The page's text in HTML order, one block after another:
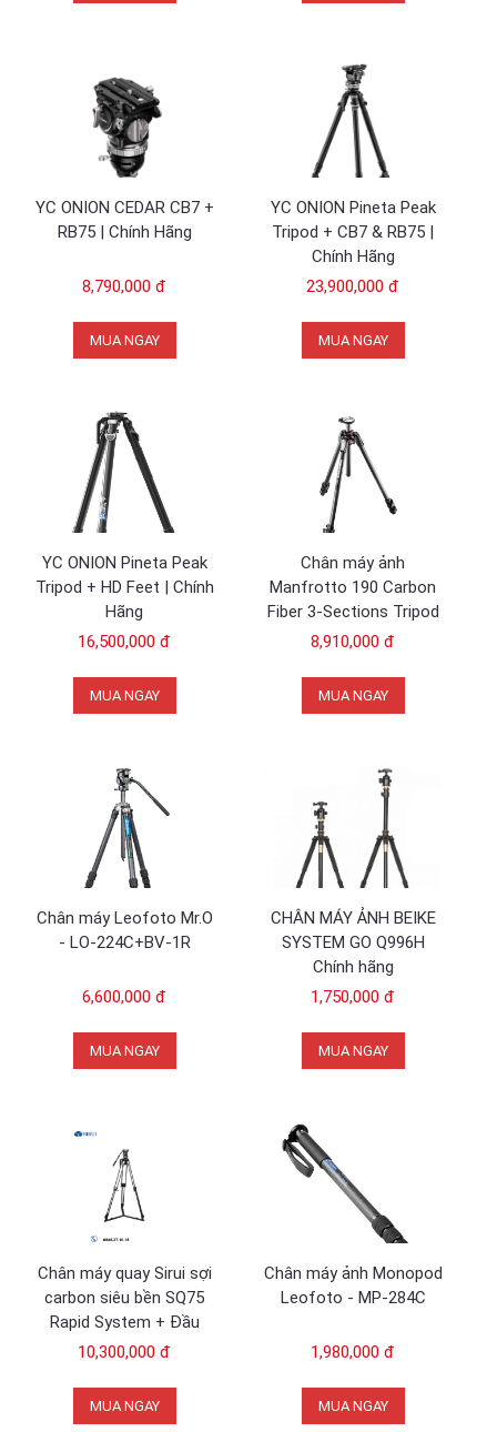
YC ONION CEDAR CB7 +
RB75 | Chính Hãng
8,790,000 đ
MUA NGAY
YC ONION Pineta Peak
Tripod + CB7 & RB75 |
Chính Hãng
23,900,000 đ
MUA NGAY
YC ONION Pineta Peak
Tripod + HD Feet | Chính
Hãng
16,500,000 đ
MUA NGAY
Chân máy ảnh
Manfrotto 190 Carbon
Fiber 3-Sections Tripod
Black
8,910,000 đ
MUA NGAY
Chân máy Leofoto Mr.O
- LO-224C+BV-1R
6,600,000 đ
MUA NGAY
CHÂN MÁY ẢNH BEIKE
SYSTEM GO Q996H
Chính hãng
1,750,000 đ
MUA NGAY
Chân máy quay Sirui sợi
carbon siêu bền SQ75
Rapid System + Đầu
quay VHS-10
10,300,000 đ
MUA NGAY
Chân máy ảnh Monopod
Leofoto - MP-284C
1,980,000 đ
MUA NGAY